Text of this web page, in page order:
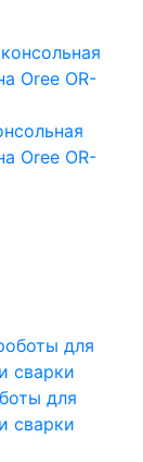
Oree OR-
для
сварки